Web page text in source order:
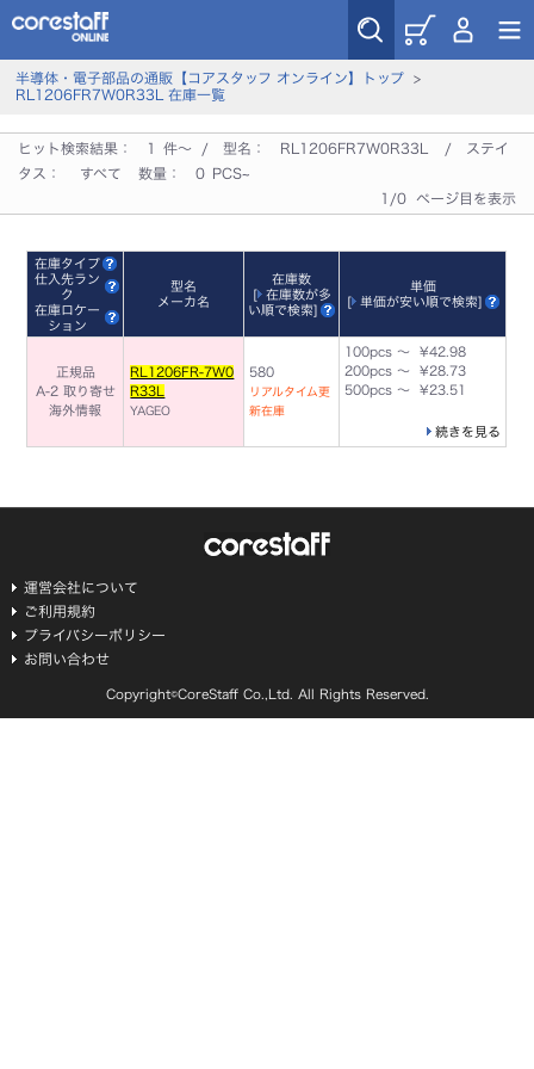
半導体・電子部品の通販【コアスタッフ オンライン】トップ>
RL1206FR7W0R33L 在庫一覧
ヒット検索結果： 1 件～ / 型名： RL1206FR7W0R33L
/ ステイ
タス：
すべて 数量： 0 PCS~
1/0 ページ目を表示
在庫タイプ
仕入先ラン
ク
在庫ロケー
ション
型名
メーカ名
在庫数
[
在庫数が多
い順で検索]
単価
[
単価が安い順で検索]
正規品
A-2 取り寄せ
海外情報
RL1206FR-7W0
R33L
YAGEO
580
リアルタイム更
新在庫
100pcs ～ ¥42.98
200pcs ～ ¥28.73
500pcs ～ ¥23.51
続きを見る
運営会社について
ご利用規約
プライバシーポリシー
お問い合わせ
Copyright©CoreStaff Co.,Ltd. All Rights Reserved.